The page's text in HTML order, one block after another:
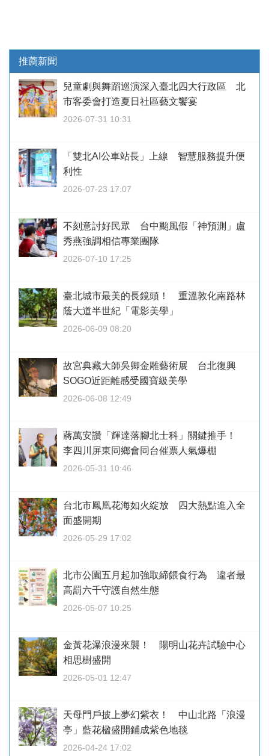
推薦新聞
兒童劇與舞蹈巡演深入臺北四大行政區 北
市客委會打造夏日社區藝文饗宴
2026-07-31 10:31
「雙北AI公車站長」上線 智慧服務提升便
利性
2026-07-23 17:07
不刻意討好民眾 台中颱風假「神預測」盧
秀燕強調相信專業團隊
2026-07-10 17:25
臺北城市最美的長鏡頭！ 重溫敦化南路林
蔭大道半世紀「電影美學」
2026-06-09 08:20
故宮典藏大師吳卿金雕藝術展 台北復興
SOGO近距離感受國寶級美學
2026-06-08 12:49
蔣萬安讚「輝達落腳北士科」關鍵推手！
李四川屏東同鄉會同台催票人氣爆棚
2026-05-31 10:46
台北市鳳凰花海如火綻放 四大熱點進入全
面盛開期
2026-05-29 17:02
北市公園五月起加強取締餵食行為 違者最
高罰六千守護自然生態
2026-05-07 10:25
金黃花瀑浪漫來襲！ 陽明山花卉試驗中心
相思樹盛開
2026-05-01 12:47
天母門戶披上夢幻紫衣！ 中山北路「浪漫
亭」藍花楹盛開鋪成紫色地毯
2026-04-24 17:02